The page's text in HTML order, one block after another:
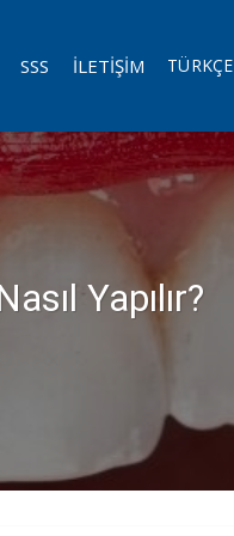
SSS İLETIŞIM TÜRKÇE
Yapılır?